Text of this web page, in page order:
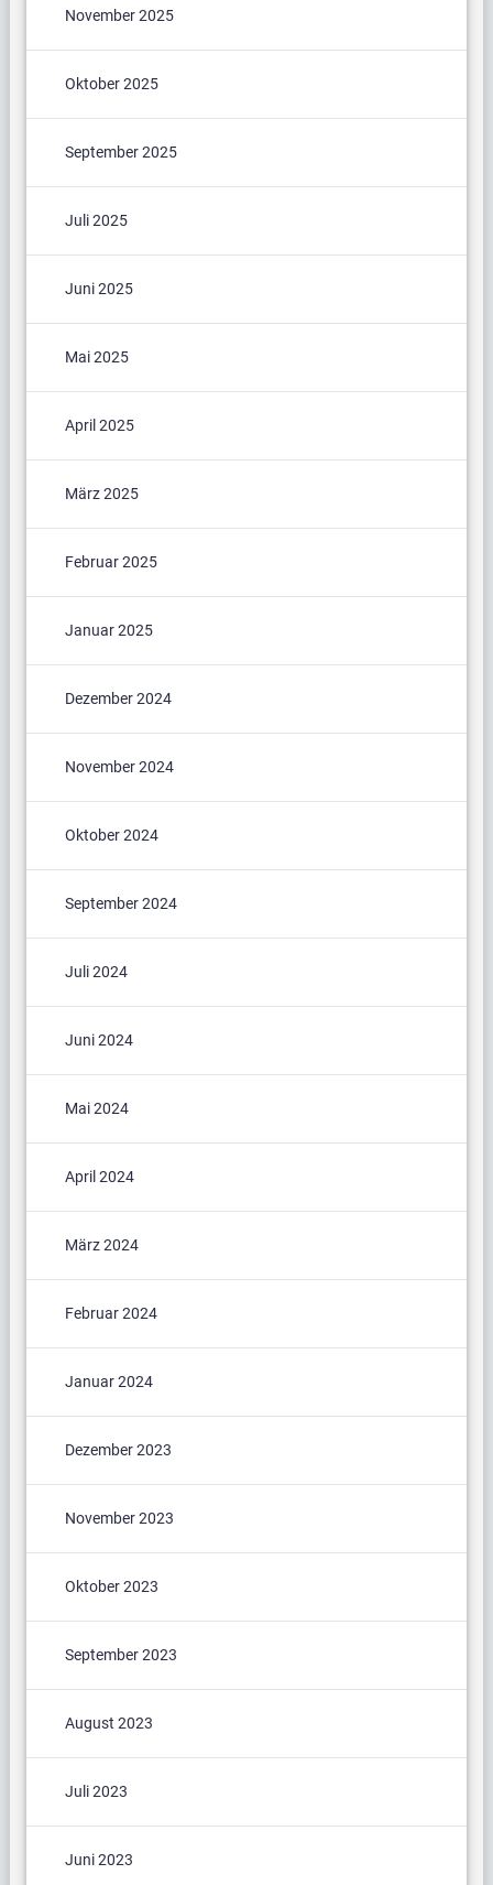
November 2025
Oktober 2025
September 2025
Juli 2025
Juni 2025
Mai 2025
April 2025
März 2025
Februar 2025
Januar 2025
Dezember 2024
November 2024
Oktober 2024
September 2024
Juli 2024
Juni 2024
Mai 2024
April 2024
März 2024
Februar 2024
Januar 2024
Dezember 2023
November 2023
Oktober 2023
September 2023
August 2023
Juli 2023
Juni 2023